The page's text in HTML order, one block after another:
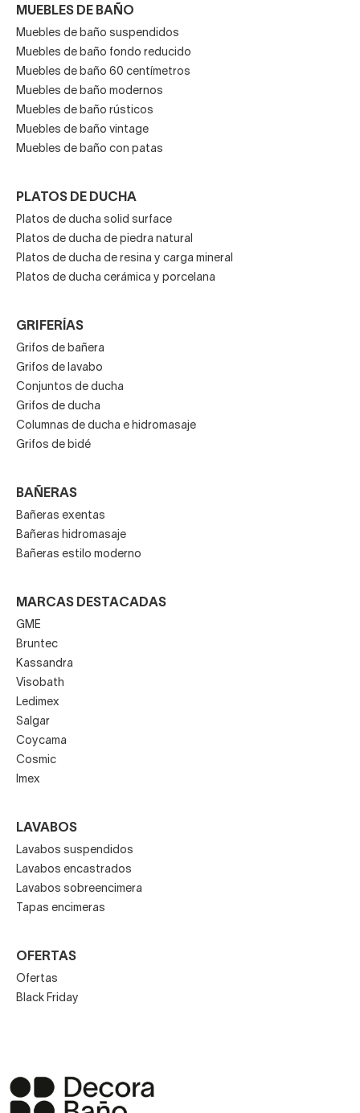
MUEBLES DE BAÑO
Muebles de baño suspendidos
Muebles de baño fondo reducido
Muebles de baño 60 centímetros
Muebles de baño modernos
Muebles de baño rústicos
Muebles de baño vintage
Muebles de baño con patas
PLATOS DE DUCHA
Platos de ducha solid surface
Platos de ducha de piedra natural
Platos de ducha de resina y carga mineral
Platos de ducha cerámica y porcelana
GRIFERÍAS
Grifos de bañera
Grifos de lavabo
Conjuntos de ducha
Grifos de ducha
Columnas de ducha e hidromasaje
Grifos de bidé
BAÑERAS
Bañeras exentas
Bañeras hidromasaje
Bañeras estilo moderno
MARCAS DESTACADAS
GME
Bruntec
Kassandra
Visobath
Ledimex
Salgar
Coycama
Cosmic
Imex
LAVABOS
Lavabos suspendidos
Lavabos encastrados
Lavabos sobreencimera
Tapas encimeras
OFERTAS
Ofertas
Black Friday